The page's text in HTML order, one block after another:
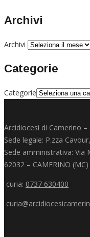
Archivi
Archivi
Categorie
Categorie
Arcidiocesi di Camerino
Sede legale: P.zza
Sede amministrativa: Via
62032 – CAMERINO (MC)
curia: 0737 630400